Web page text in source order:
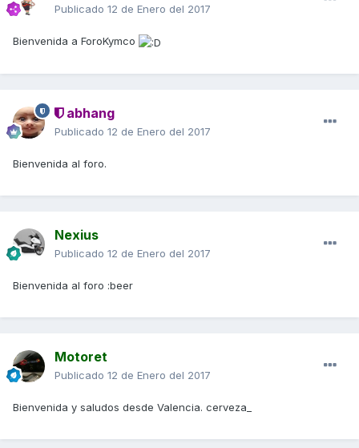
Publicado 12 de Enero del 2017
Bienvenida a ForoKymco
abhang
Publicado 12 de Enero del 2017
Bienvenida al foro.
Nexius
Publicado 12 de Enero del 2017
Bienvenida al foro :beer
Motoret
Publicado 12 de Enero del 2017
Bienvenida y saludos desde Valencia. cerveza_